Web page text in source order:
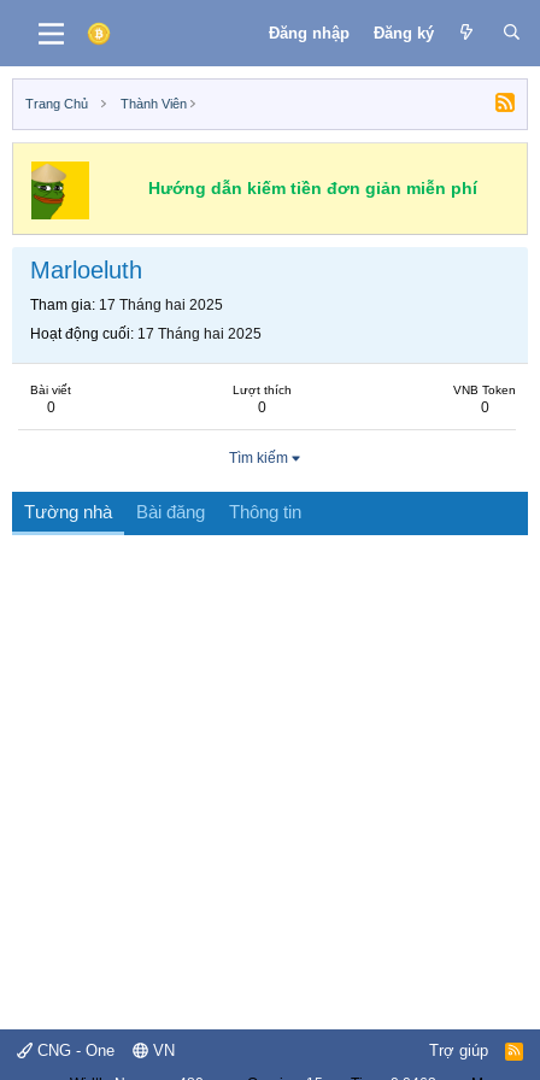
Đăng nhập Đăng ký
Trang Chủ Thành Viên
Hướng dẫn kiếm tiền đơn giản miễn phí
Marloeluth
Tham gia 17 Tháng hai 2025
Hoạt động cuối 17 Tháng hai 2025
Bài viết
0
Lượt thích
0
VNB Token
0
Tìm kiếm
Tường nhà Bài đăng Thông tin
CNG - One VN Trợ giúp
R